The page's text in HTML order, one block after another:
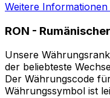
Weitere
RON -
Unsere
der beliebteste
Der Währungscode
Währungssymbol ist